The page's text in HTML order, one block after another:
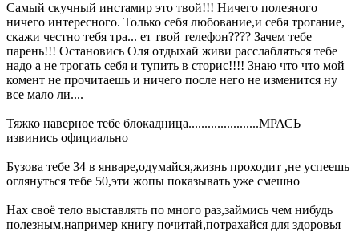
Самый скучный инстамир это твой!!! Ничего полезного
ничего интересного. Только себя любование,и себя трогание,
скажи честно тебя тра... ет твой телефон???? Зачем тебе
парень!!! Остановись Оля отдыхай живи расслабляться тебе
надо а не трогать себя и тупить в сторис!!!! Знаю что что мой
комент не прочитаешь и ничего после него не изменится ну
все мало ли....
Тяжко наверное тебе блокадница......................МРАСЬ
извинись официально
Бузова тебе 34 в январе,одумайся,жизнь проходит ,не успеешь
оглянуться тебе 50,эти жопы показывать уже смешно
Нах своё тело выставлять по много раз,займись чем нибудь
полезным,например книгу почитай,потрахайся для здоровья